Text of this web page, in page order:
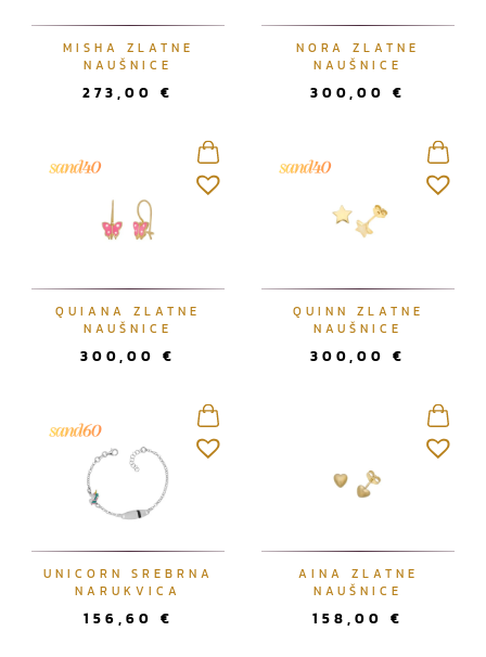
MISHA ZLATNE
NAUŠNICE
273,00 €
NORA ZLATNE
NAUŠNICE
300,00 €
QUIANA ZLATNE
NAUŠNICE
300,00 €
QUINN ZLATNE
NAUŠNICE
300,00 €
UNICORN SREBRNA
NARUKVICA
156,60 €
AINA ZLATNE
NAUŠNICE
158,00 €